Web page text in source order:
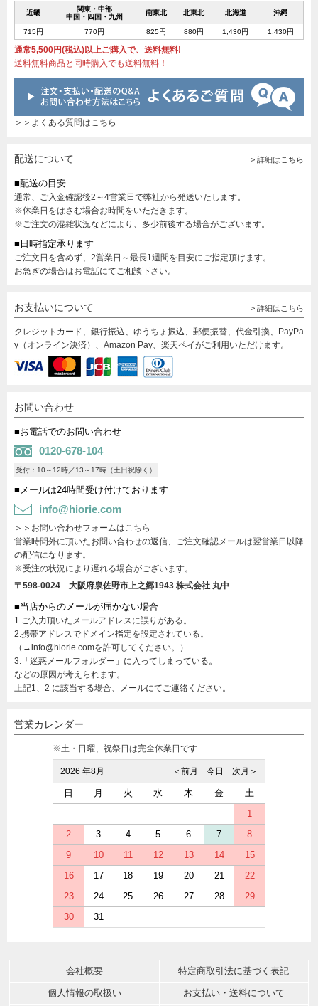
近畿
関東・中部
中国・四国・九州
南東北 北東北 北海道 沖縄
715円 770円 825円 880円 1,430円 1,430円
通常5,500円(税込)以上ご購入で、送料無料!
送料無料商品と同時購入でも送料無料！
＞＞よくある質問はこちら
配送について > 詳細はこちら
■配送の目安
通常、ご入金確認後2～4営業日で弊社から発送いたします。
※休業日をはさむ場合お時間をいただきます。
※ご注文の混雑状況などにより、多少前後する場合がございます。
■日時指定承ります
ご注文日を含めず、2営業日～最長1週間を目安にご指定頂けます。
お急ぎの場合はお電話にてご相談下さい。
お支払いについて > 詳細はこちら
クレジットカード、銀行振込、ゆうちょ振込、郵便振替、代金引換、PayPa
y（オンライン決済）、Amazon Pay、楽天ペイがご利用いただけます。
お問い合わせ
■お電話でのお問い合わせ
0120-678-104
受付：10～12時／13～17時（土日祝除く）
■メールは24時間受け付けております
info@hiorie.com
＞＞お問い合わせフォームはこちら
営業時間外に頂いたお問い合わせの返信、ご注文確認メールは翌営業日以降
の配信になります。
※受注の状況により遅れる場合がございます。
〒598-0024 大阪府泉佐野市上之郷1943 株式会社 丸中
■当店からのメールが届かない場合
1.ご入力頂いたメールアドレスに誤りがある。
2.携帯アドレスでドメイン指定を設定されている。
（→info@hiorie.comを許可してください。）
3.「迷惑メールフォルダー」に入ってしまっている。
などの原因が考えられます。
上記1、2 に該当する場合、メールにてご連絡ください。
営業カレンダー
※土・日曜、祝祭日は完全休業日です
2026 年8月 次月＞
今日
＜前月
日 月 火 水 木 金
土
1
2
3 4 5 6 7
8
9
10 11 12 13 14
15
16
17 18 19 20 21
22
23
24 25 26 27 28
29
30
31
会社概要 特定商取引法に基づく表記
個人情報の取扱い お支払い・送料について